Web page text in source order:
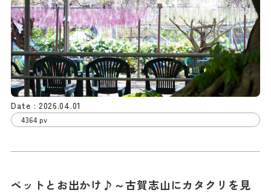
2026.04.01
4364 pv
ペットとお出かけ♪～古賀志山にカタクリを見